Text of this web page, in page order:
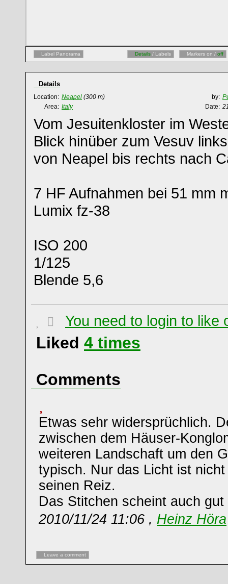
Label Panorama Details / Labels Markers on / off
Details
Location: Neapel (300 m) by:
Area: Italy Date:
Vom Jesuitenkloster im
Blick hinüber zum Vesuv
von Neapel bis rechts nach
7 HF Aufnahmen bei 51 mm
Lumix fz-38
ISO 200
1/125
Blende 5,6
You need to login to like
Liked 4 times
Comments
Etwas sehr widersprüchlich.
zwischen dem Häuser-
weiteren Landschaft um den
typisch. Nur das Licht ist
seinen Reiz.
Das Stitchen scheint auch gut
2010/11/24 11:06 , Heinz Höra
Leave a comment